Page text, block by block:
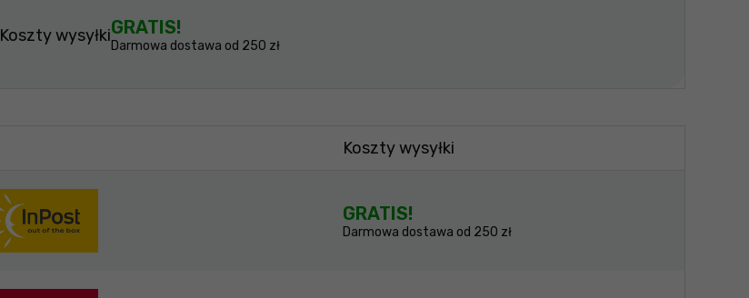
Koszty wysyłkiGRATIS!
Darmowa dostawa od 250 zł
Koszty wysyłki
GRATIS!
Darmowa dostawa od 250 zł